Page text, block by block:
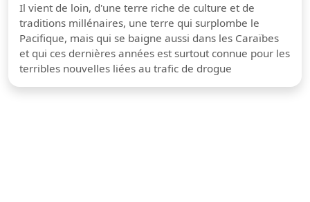
Il vient de loin, d'une terre riche de culture et de
traditions millénaires, une terre qui surplombe le
Pacifique, mais qui se baigne aussi dans les Caraïbes
et qui ces dernières années est surtout connue pour les
terribles nouvelles liées au trafic de drogue